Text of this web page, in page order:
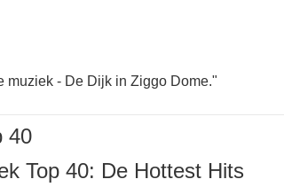
muziek - De Dijk in Ziggo Dome."
40
Top 40: De Hottest Hits